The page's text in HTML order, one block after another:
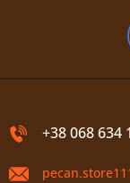
+38 068 634